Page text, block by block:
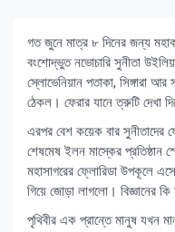
গত জুনে মাত্র ৮ দিনের জন্য
বংশোদ্ভুত নভোচারি সুনীতা
স্লোভেনিয়ান পতাকা, সিঙ্গারা
ঠেকল। ফেরার যানে ত্রুটি দেখা
এরপর বেশ কয়েক বার সুনীতাদের
শেষমেষ ইলন মাস্কের প্রতিষ্ঠান
মহাসাগরের ফ্লোরিডা উপকূলে
গিয়ে জোড়া লাগলো। বিজ্ঞানের
পৃথিবীর এক প্রান্তে মানুষ যখন